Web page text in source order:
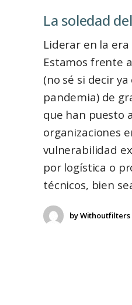
La soledad
Liderar en la
Estamos frente
(no sé si decir
pandemia) de
que han puesto
organizaciones
vulnerabilidad
por logística o
técnicos, bien
byWithoutfilters